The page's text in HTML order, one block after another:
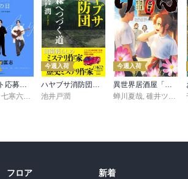
【イベント応募シリアルコード付】池田匡志出演・オーディオフォトブック「あの日」SPECIAL EDITION（音声／動画付）
七寒六温 konoko58,
今週入荷
ハヤブサ消防団 森へつづく道
池井戸潤
今週入荷
異世界居酒屋「げん」三杯目
蝉川夏哉,碓井ツカサ
フロア
新着